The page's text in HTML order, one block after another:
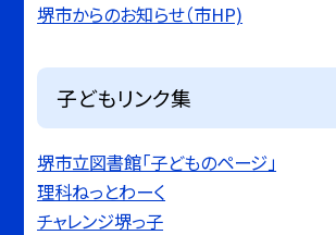
堺市からのお知らせ（市HP)
子どもリンク集
堺市立図書館「子どものページ」
理科ねっとわーく
チャレンジ堺っ子